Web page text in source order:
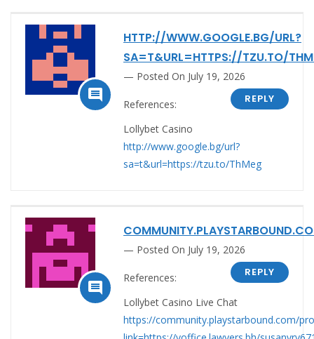

HTTP://WWW.GOOGLE.BG/URL?
SA=T&URL=HTTPS://TZU.TO/
Posted On July 19, 2026
REPLY
References:
Lollybet Casino
http://www.google.bg/url?
sa=t&url=https://tzu.to/ThMeg

Posted On July 19, 2026
REPLY
References:
Lollybet Casino Live Chat
https://community.playstarbound.com/